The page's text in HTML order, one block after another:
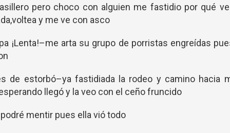
pero choco con alguien me fastidio por qué
y me ve con asco
¡Lenta!–me arta su grupo de porristas engreídas
de estorbó–ya fastidiada la rodeo y camino hacia
llegó y la veo con el ceño fruncido
mentir pues ella vió todo